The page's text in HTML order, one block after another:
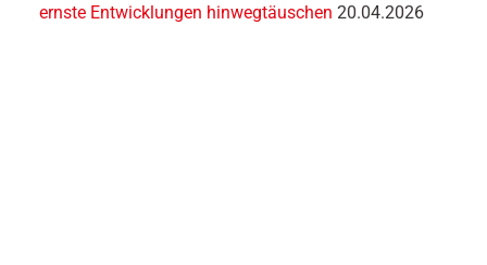
ernste Entwicklungen hinwegtäuschen 20.04.2026